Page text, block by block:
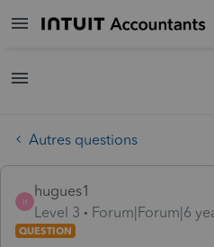
Autres questions
H
hugues1
Level 3
Forum|Forum|6
QUESTION